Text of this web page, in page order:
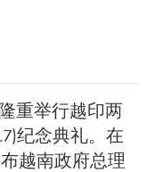
重举行越印两
纪念典礼。在
越南政府总理